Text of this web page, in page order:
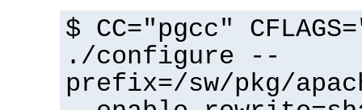
$ CC="pgcc"
./configure --
prefix=/sw/pkg/